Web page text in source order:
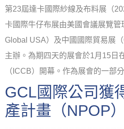
第23屆達卡國際紗線及布料展（
卡國際牛仔布展由美國會議展覽
Global USA）及中國國際貿易展
主辦。為期四天的展會於1月15日
（ICCB）開幕。作為展會的一部
GCL國際公司獲
產計畫（NPOP